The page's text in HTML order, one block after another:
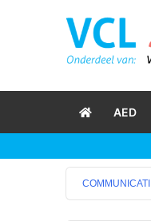
AED